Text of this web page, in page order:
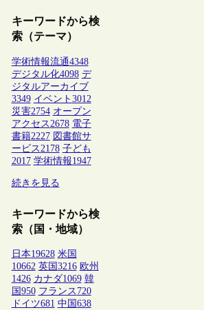
キーワードから検
索（テーマ）
学術情報流通4348
デジタル化4098 デ
ジタルアーカイブ
3349 イベント 3012
災害2754 オープン
アクセス 2678 電子
書籍2227 図書館サ
ービス 2178 子ども
2017 学術情報1947
続きを見る
キーワードから検
索（国・地域）
日本19628 米国
10662 英国 3216 欧州
1426 カナダ1069 韓
国 950 フランス 720
ドイツ681 中国 638